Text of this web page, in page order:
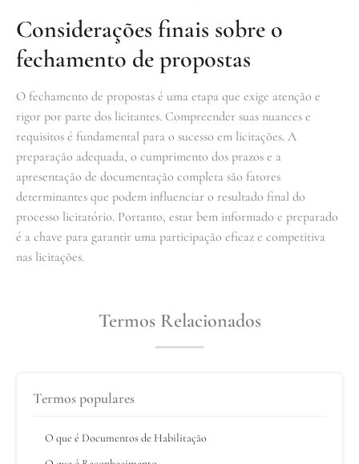
Considerações finais sobre o
fechamento de propostas
O fechamento de propostas é uma etapa que exige atenção e
rigor por parte dos licitantes. Compreender suas nuances e
requisitos é fundamental para o sucesso em licitações. A
preparação adequada, o cumprimento dos prazos e a
apresentação de documentação completa são fatores
determinantes que podem influenciar o resultado final do
processo licitatório. Portanto, estar bem informado e preparado
é a chave para garantir uma participação eficaz e competitiva
nas licitações.
Termos Relacionados
Termos populares
O que é Documentos de Habilitação